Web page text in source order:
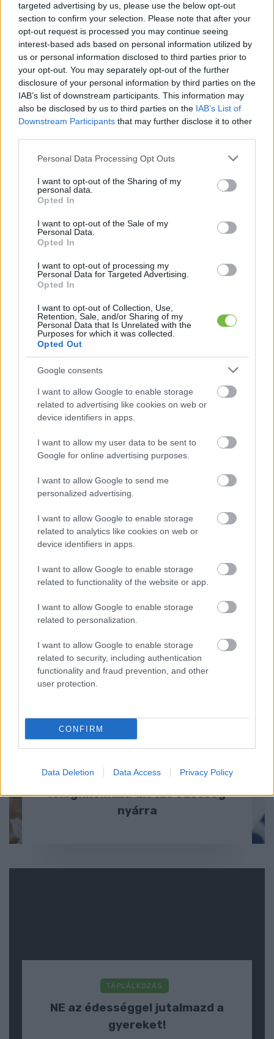
targeted advertising by us, please use the below opt-out
section to confirm your selection. Please note that after your
opt-out request is processed you may continue seeing
interest-based ads based on personal information utilized by
us or personal information disclosed to third parties prior to
your opt-out. You may separately opt-out of the further
disclosure of your personal information by third parties on the
IAB’s list of downstream participants. This information may
also be disclosed by us to third parties on the IAB’s List of
Downstream Participants that may further disclose it to other
Please note that this website/app uses one or more Google
not limited to your visit or usage behaviour. You may click to
grant or deny consent to Google and its third-party tags to
use your data for below specified purposes in below Google
consent section.
Personal Data Processing Opt Outs
I want to opt-out of the Sharing of my
personal data.
Opted In
I want to opt-out of the Sale of my
Personal Data.
Opted In
I want to opt-out of processing my
Personal Data for Targeted Advertising.
Opted In
I want to opt-out of Collection, Use,
Retention, Sale, and/or Sharing of my
Personal Data that Is Unrelated with the
Purposes for which it was collected.
Opted Out
Google consents
I want to allow Google to enable storage
related to advertising like cookies on web or
device identifiers in apps.
I want to allow my user data to be sent to
Google for online advertising purposes.
I want to allow Google to send me
personalized advertising.
I want to allow Google to enable storage
related to analytics like cookies on web or
device identifiers in apps.
I want to allow Google to enable storage
related to functionality of the website or app.
I want to allow Google to enable storage
related to personalization.
I want to allow Google to enable storage
related to security, including authentication
functionality and fraud prevention, and other
user protection.
CONFIRM
Data Deletion Data Access Privacy Policy
Tortája!
Házi egészséges málnás fagylalt
Gyümölcsbőr, avagy az
EGÉSZSÉGES ÉDESSÉGEK
A legfinomabb diétás édesség
nyárra
TÁPLÁLKOZÁS
NE az édességgel jutalmazd a
gyereket!